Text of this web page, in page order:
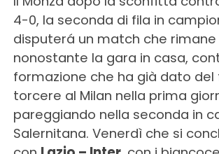
4-0, la seconda di fila in
disputerá un match che
nonostante la gara in casa,
formazione che ha già dato del
torcere al Milan nella prima
pareggiando nella seconda in
Salernitana. Venerdì che si